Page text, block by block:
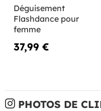
Déguisement
Flashdance pour
femme
37,99 €
PHOTOS DE